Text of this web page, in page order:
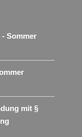
Sommer
mit §